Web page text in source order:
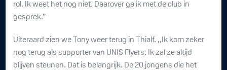
rol. Ik weet het nog niet. Daarover ga ik met de club in
gesprek.”
Uiteraard zien we Tony weer terug in Thialf. ,,Ik kom zeker
nog terug als supporter van UNIS Flyers. Ik zal ze altijd
blijven steunen. Dat is belangrijk. De 20 jongens die het